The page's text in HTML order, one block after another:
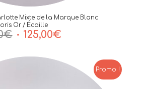
Mixte de la Marque Blanc
Or / Écaille
€ Le
initial
125,00€
est :
125,00€.
Promo !